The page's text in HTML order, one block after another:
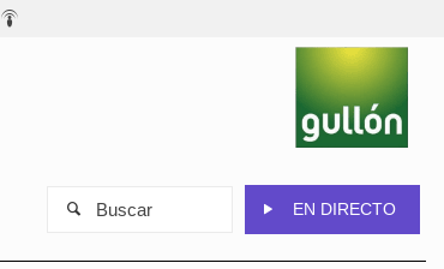
EN DIRECTO